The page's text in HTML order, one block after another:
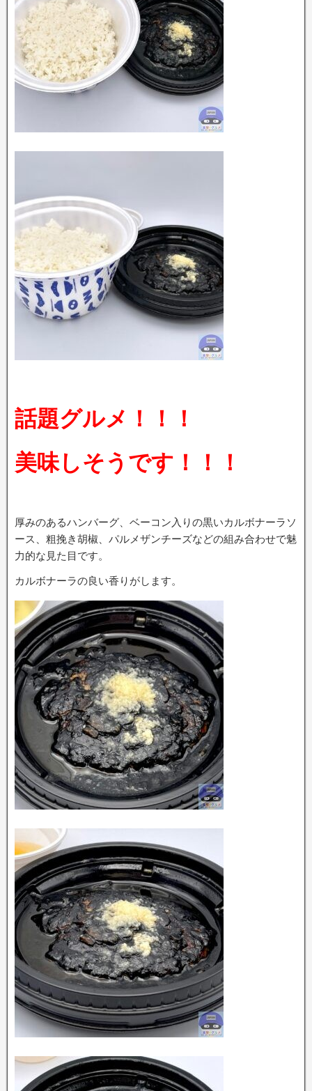
話題グルメ！！！
美味しそうです！！！
厚みのあるハンバーグ、ベーコン入りの黒いカルボナーラソ
ース、粗挽き胡椒、パルメザンチーズなどの組み合わせで魅
力的な見た目です。
カルボナーラの良い香りがします。